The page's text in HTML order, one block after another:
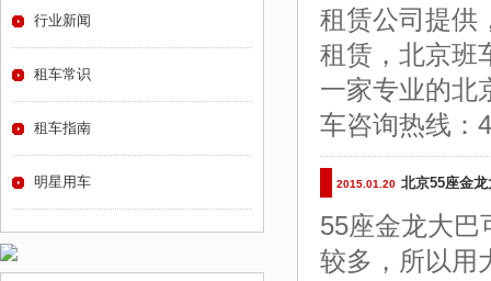
租赁公司提供
租赁，北京班
一家专业的北
车咨询热线：
2015.01.20 北京55座金
55座金龙大巴
较多，所以用
行业新闻
租车常识
租车指南
明星用车